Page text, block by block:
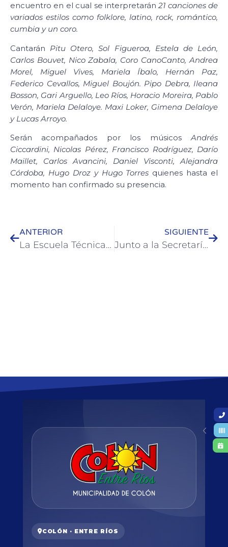
encuentro en el cual se interpretarán21 canciones de
variados estilos como folklore, latino, rock, romántico,
cumbia y un coro.
Cantarán Pitu Otero, Sol Figueroa, Estela de León,
Carlos Bouvet, Nico Zabala, Coro CanoCanto, Andrea
Morel, Miguel Vives, Mariela Íbalo, Hernán Paz,
Federico Cevallos, Miguel Boujón. Pipo Debra, Ileana
Bosson, Gari Arguello, Leo Ríos, Horacio Moreira, Pablo
Verón, Mariela Delaloye. Maxi Loker, Gimena Delaloye
y Lucas Arroyo.
Serán acompañados por los músicosAndrés
Ciccardini, Nicolas Pérez, Francisco Rodríguez, Darío
Maillet, Carlos Avancini, Daniel Visconti, Alejandra
Córdoba, Hugo Droz y Hugo Torres quienes hasta el
momento han confirmado su presencia.
ANTERIOR
La Escuela Técnica N°1 entregó una silla de ruedas adaptada
SIGUIENTE
Junto a la Secretaría de Ambiente de la Provincia se presentó el relevamiento de la Reserva “Río de los Pájaros” de Colón
COLÓN · ENTRE RÍOS